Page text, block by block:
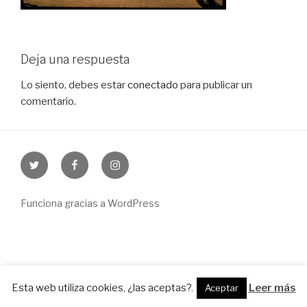
Deja una respuesta
Lo siento, debes estarconectado para publicar un
comentario.
Twitter FacebookInstagram
Funciona gracias a WordPress
Esta web utiliza cookies, ¿las aceptas?. Aceptar Leer más